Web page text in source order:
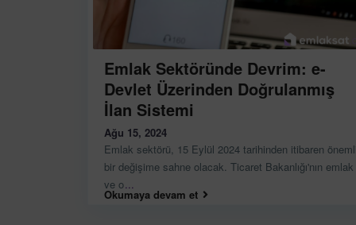
Emlak Sektöründe Devrim: e-
Devlet Üzerinden Doğrulanmış
İlan Sistemi
Ağu 15, 2024
Emlak sektörü, 15 Eylül 2024 tarihinden itibaren önemli
bir değişime sahne olacak. Ticaret Bakanlığı'nın emlak
ve o
Okumaya devam et